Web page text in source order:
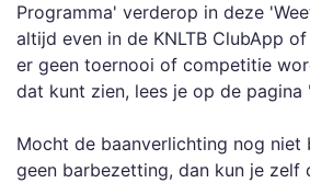
Programma' verderop in deze
altijd even in de KNLTB ClubApp
er geen toernooi of competitie
dat kunt zien, lees je op de pagina
Mocht de baanverlichting nog niet
geen barbezetting, dan kun je zelf